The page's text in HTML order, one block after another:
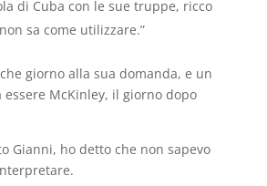
di Cuba con le sue truppe, ricco
sa come utilizzare.”
giorno alla sua domanda, e un
essere McKinley, il giorno dopo
Gianni, ho detto che non sapevo